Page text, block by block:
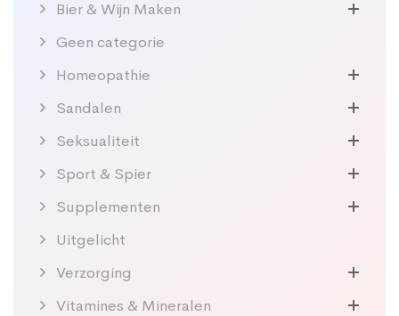
Bier & Wijn Maken
Geen categorie
Homeopathie
Sandalen
Seksualiteit
Sport & Spier
Supplementen
Uitgelicht
Verzorging
Vitamines & Mineralen